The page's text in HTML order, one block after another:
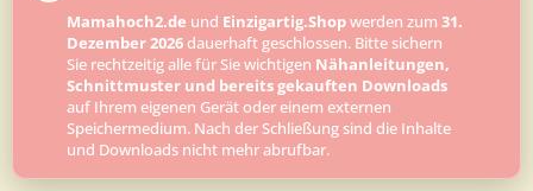
Mamahoch2.de und Einzigartig.Shopwerden zum 31.
Dezember 2026dauerhaft geschlossen. Bitte sichern
Sie rechtzeitig alle für Sie wichtigen Nähanleitungen,
Schnittmuster und bereits gekauften Downloads
auf Ihrem eigenen Gerät oder einem externen
Speichermedium. Nach der Schließung sind die Inhalte
und Downloads nicht mehr abrufbar.